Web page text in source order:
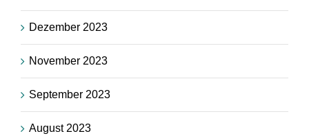
Dezember 2023
November 2023
September 2023
August 2023